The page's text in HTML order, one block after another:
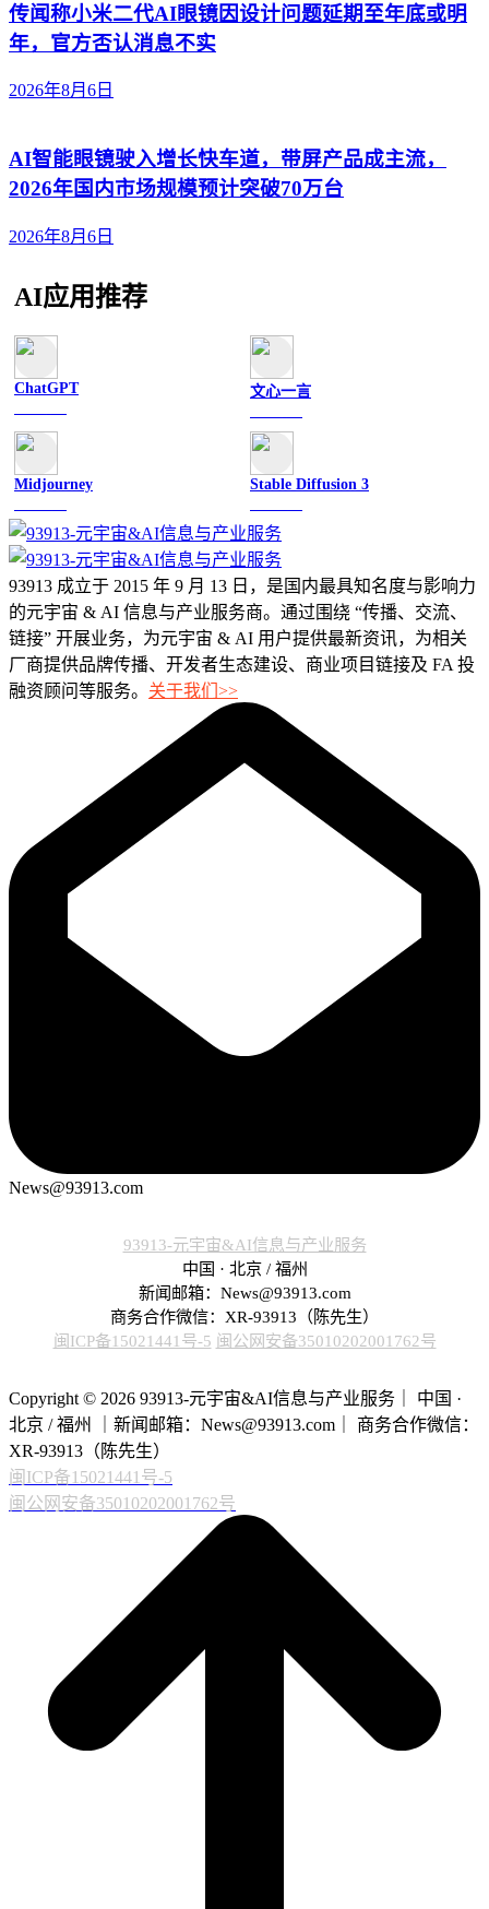
传闻称小米二代AI眼镜因设计问题延期至年底或明
年，官方否认消息不实
2026年8月6日
AI智能眼镜驶入增长快车道，带屏产品成主流，
2026年国内市场规模预计突破70万台
2026年8月6日
AI应用推荐
ChatGPT 文心一言
Midjourney Stable Diffusion 3
93913 成立于 2015 年 9 月 13 日，是国内最具知名度与影响力
的元宇宙 & AI 信息与产业服务商。通过围绕 “传播、交流、
链接” 开展业务，为元宇宙 & AI 用户提供最新资讯，为相关
厂商提供品牌传播、开发者生态建设、商业项目链接及 FA 投
融资顾问等服务。 关于我们>>
News@93913.com
93913-元宇宙&AI信息与产业服务
中国 · 北京 / 福州
新闻邮箱：News@93913.com
商务合作微信：XR-93913（陈先生）
闽ICP备15021441号-5 闽公网安备35010202001762号
Copyright © 2026 93913-元宇宙&AI信息与产业服务｜ 中国 ·
北京 / 福州 ｜新闻邮箱：News@93913.com｜ 商务合作微信：
XR-93913（陈先生）
闽ICP备15021441号-5
闽公网安备35010202001762号